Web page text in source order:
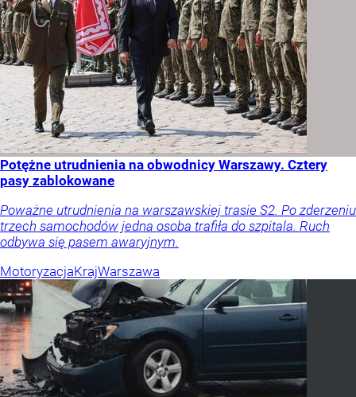
Potężne utrudnienia na obwodnicy Warszawy. Cztery
pasy zablokowane
Poważne utrudnienia na warszawskiej trasie S2. Po zderzeniu
trzech samochodów jedna osoba trafiła do szpitala. Ruch
odbywa się pasem awaryjnym.
MotoryzacjaKrajWarszawa